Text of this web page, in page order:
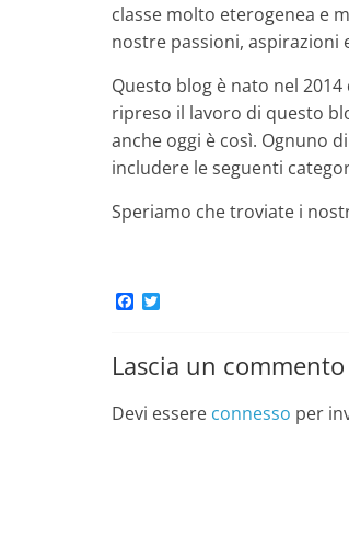
classe molto eterogenea e
nostre passioni, aspirazioni
Questo blog è nato nel
ripreso il lavoro di questo
anche oggi è così. Ognuno
includere le seguenti
Speriamo che troviate i
b
o
k
t
t
r
Lascia un commento
Devi essere connesso per